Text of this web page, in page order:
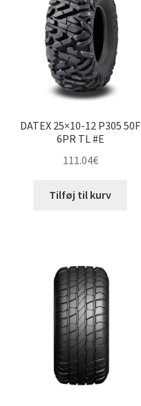
DATEX 25×10-12 P305 50F
6PR TL #E
111.04€
Tilføj til kurv